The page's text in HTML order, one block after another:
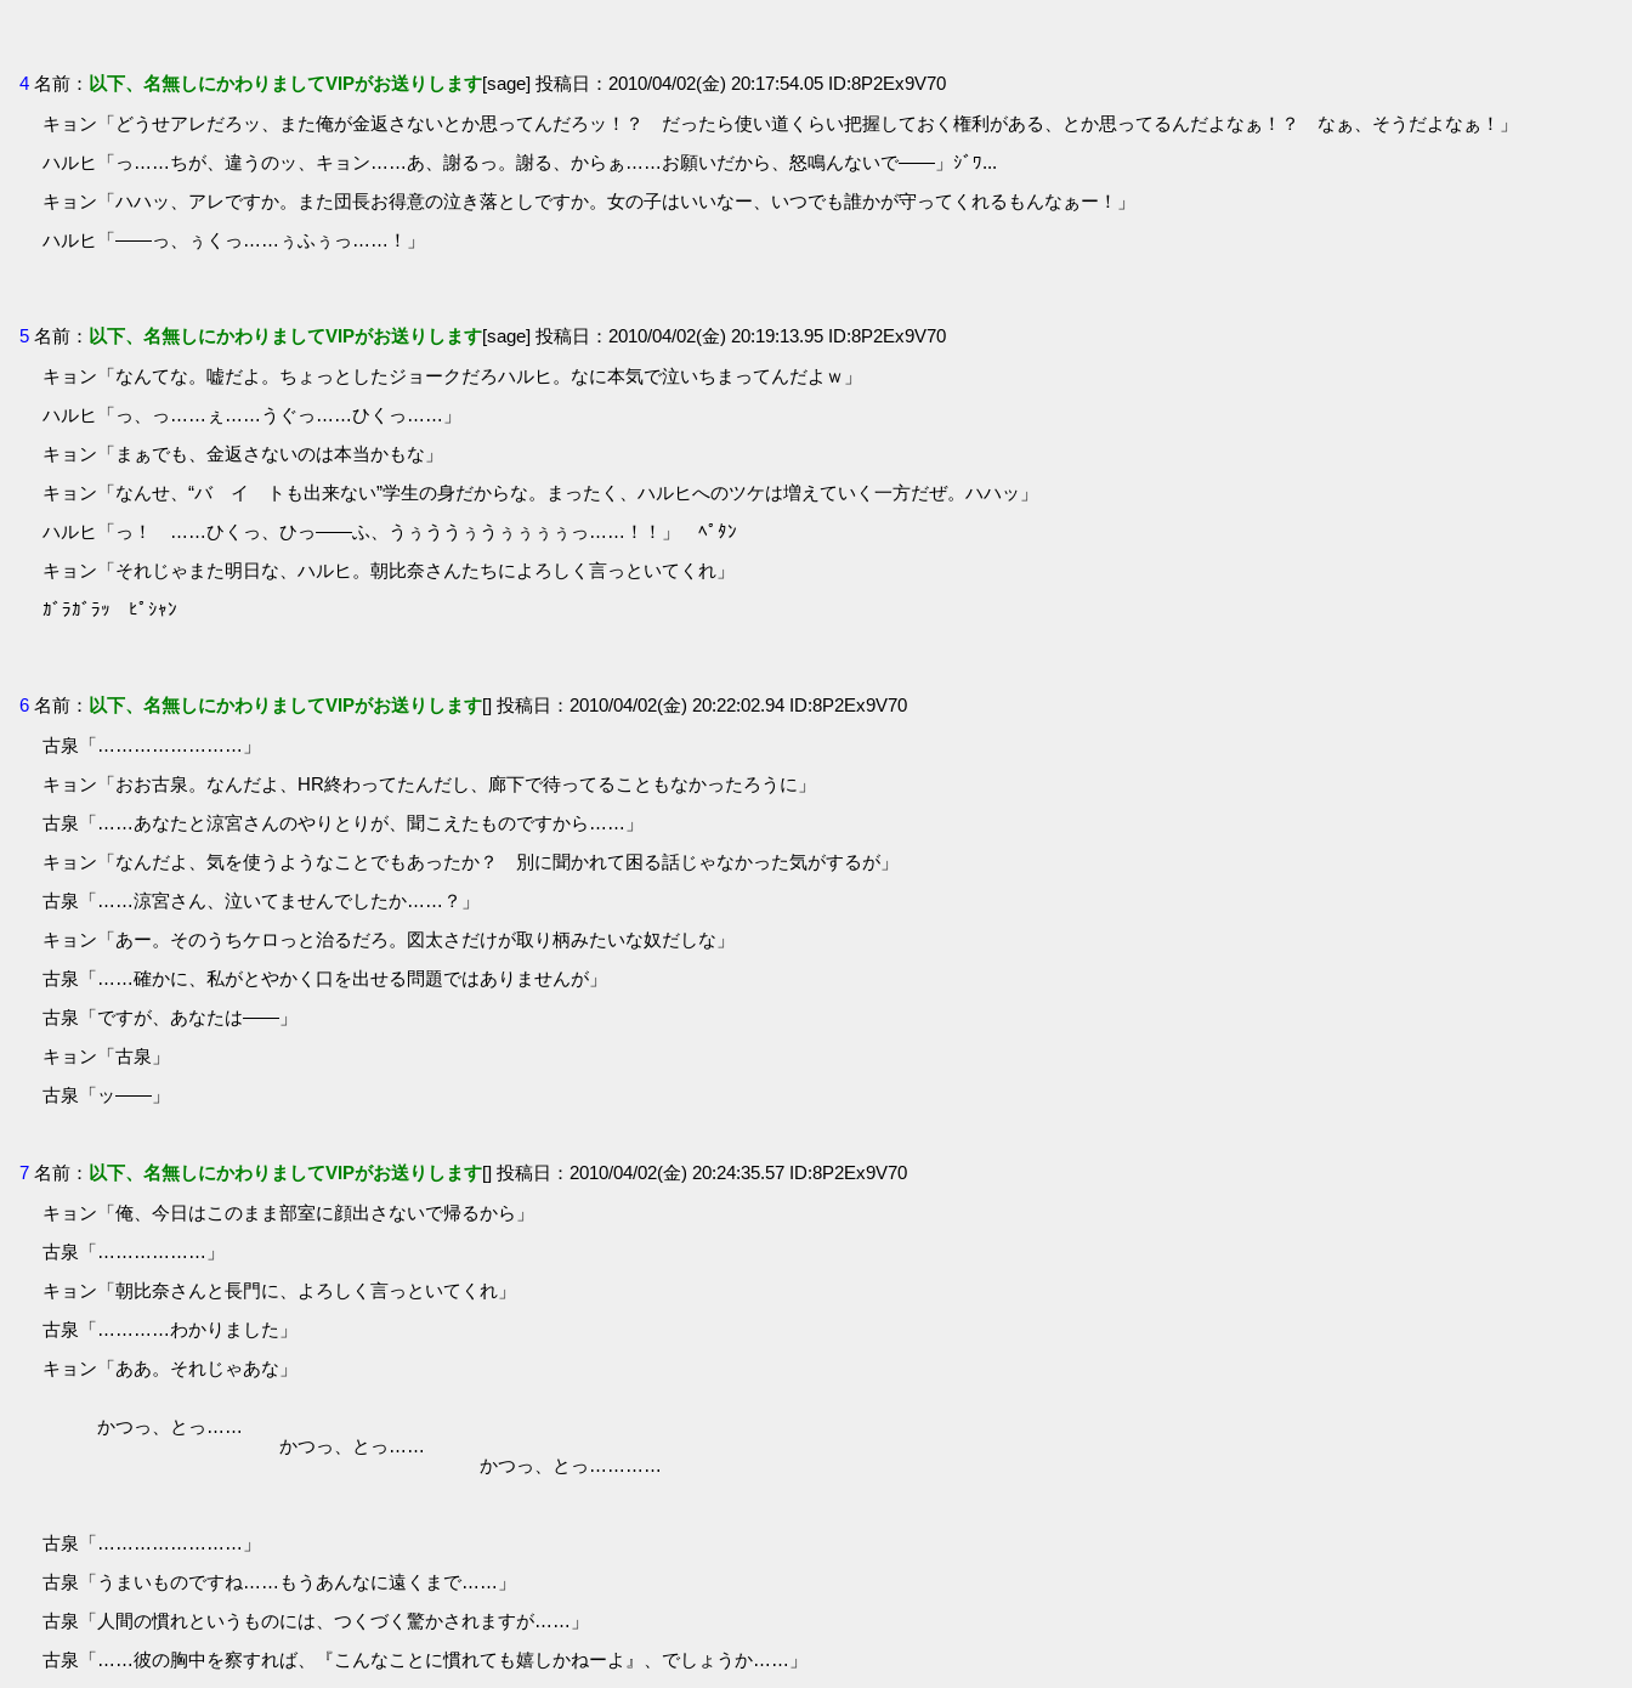
4 名前： 以下、名無しにかわりましてVIPがお送りします[sage] 投稿日：2010/04/02(金) 20:17:54.05 ID:8P2Ex9V70
キョン「どうせアレだろッ、また俺が金返さないとか思ってんだろッ！？ だったら使い道くらい把握しておく権利がある、とか思ってるんだよなぁ！？ なぁ、そうだよなぁ！」
ハルヒ「っ……ちが、違うのッ、キョン……あ、謝るっ。謝る、からぁ……お願いだから、怒鳴んないで――」ｼﾞﾜ...
キョン「ハハッ、アレですか。また団長お得意の泣き落としですか。女の子はいいなー、いつでも誰かが守ってくれるもんなぁー！」
ハルヒ「――っ、ぅくっ……ぅふぅっ……！」
5 名前： 以下、名無しにかわりましてVIPがお送りします[sage] 投稿日：2010/04/02(金) 20:19:13.95 ID:8P2Ex9V70
キョン「なんてな。嘘だよ。ちょっとしたジョークだろハルヒ。なに本気で泣いちまってんだよｗ」
ハルヒ「っ、っ……ぇ……うぐっ……ひくっ……」
キョン「まぁでも、金返さないのは本当かもな」
キョン「なんせ、“バ イ トも出来ない”学生の身だからな。まったく、ハルヒへのツケは増えていく一方だぜ。ハハッ」
ハルヒ「っ！ ……ひくっ、ひっ――ふ、うぅううぅうぅぅぅぅっ……！！」 ﾍﾟﾀﾝ
キョン「それじゃまた明日な、ハルヒ。朝比奈さんたちによろしく言っといてくれ」
ｶﾞﾗｶﾞﾗｯ ﾋﾟｼｬﾝ
6 名前： 以下、名無しにかわりましてVIPがお送りします[] 投稿日：2010/04/02(金) 20:22:02.94 ID:8P2Ex9V70
古泉「……………………」
キョン「おお古泉。なんだよ、HR終わってたんだし、廊下で待ってることもなかったろうに」
古泉「……あなたと涼宮さんのやりとりが、聞こえたものですから……」
キョン「なんだよ、気を使うようなことでもあったか？ 別に聞かれて困る話じゃなかった気がするが」
古泉「……涼宮さん、泣いてませんでしたか……？」
キョン「あー。そのうちケロっと治るだろ。図太さだけが取り柄みたいな奴だしな」
古泉「……確かに、私がとやかく口を出せる問題ではありませんが」
古泉「ですが、あなたは――」
キョン「古泉」
古泉「ッ――」
7 名前： 以下、名無しにかわりましてVIPがお送りします[] 投稿日：2010/04/02(金) 20:24:35.57 ID:8P2Ex9V70
キョン「俺、今日はこのまま部室に顔出さないで帰るから」
古泉「………………」
キョン「朝比奈さんと長門に、よろしく言っといてくれ」
古泉「…………わかりました」
キョン「ああ。それじゃあな」
かつっ、とっ……
かつっ、とっ……
かつっ、とっ…………
古泉「……………………」
古泉「うまいものですね……もうあんなに遠くまで……」
古泉「人間の慣れというものには、つくづく驚かされますが……」
古泉「……彼の胸中を察すれば、『こんなことに慣れても嬉しかねーよ』、でしょうか……」